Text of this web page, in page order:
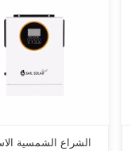
الشراع الشمسية